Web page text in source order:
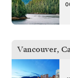
Vancouver,